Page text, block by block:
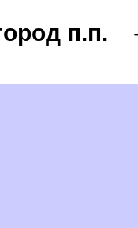
п.п.